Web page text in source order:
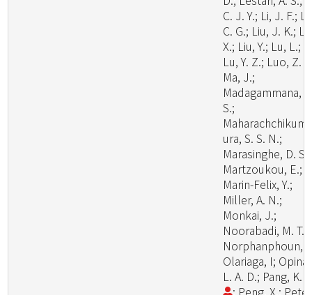
C. J. Y.; Li, J. F.;
C. G.; Liu, J. K.;
X.; Liu, Y.; Lu, L.;
Lu, Y. Z.; Luo, Z.
Ma, J.;
Madagammana,
S.;
ura, S. S. N.;
Marasinghe, D. S.;
Martzoukou, E.;
Marin-Felix, Y.;
Miller, A. N.;
Monkai, J.;
Noorabadi, M. T.;
Norphanphoun,
Olariaga, I; Opina,
L. A. D.; Pang, K.
; Peng, X.;